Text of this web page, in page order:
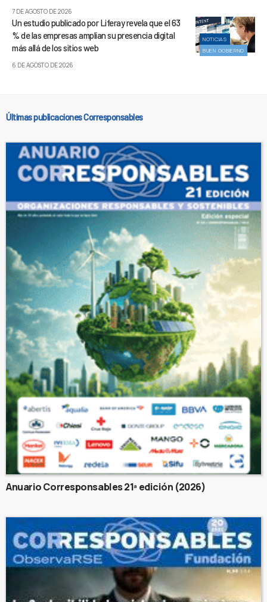
7 DE AGOSTO DE 2026
NOTICIAS
BUEN GOBIERNO
Un estudio publicado por Liferay revela que el 63
% de las empresas amplían su presencia digital
más allá de los sitios web
6 DE AGOSTO DE 2026
Últimas publicaciones Corresponsables
Anuario Corresponsables 21ª edición (2026)